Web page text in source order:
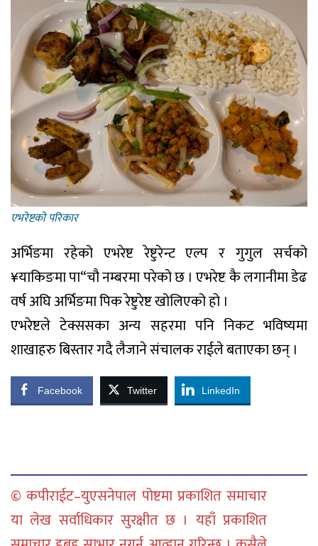
एभरेष्टकाे परिकार
अर्भिङमा रहेको एभरेष्ट रेष्टुरेन्ट एल्प र गुगुल सर्चको
¥याकिङमा पा“चौ नम्बरमा परेको छ । एभरेष्ट कै लगानीमा डेढ
वर्ष अघि अर्भिङमा पिक रेष्टुरेष्ट खोलिएको हो ।
एभरेष्टले टेक्ससका अन्य सहरमा पनि निकट भविष्यमा
शाखाहरु बिस्तार गदै लैजाने संचालक राईले बताएका छन् ।
Facebook Twitter LinkedIn
© कपीराईट–युएसनेपाल पोष्टमा प्रकाशित समाचार
या लेख सर्वाधिकार सुरक्षीत छ । यहाँ प्रकाशित